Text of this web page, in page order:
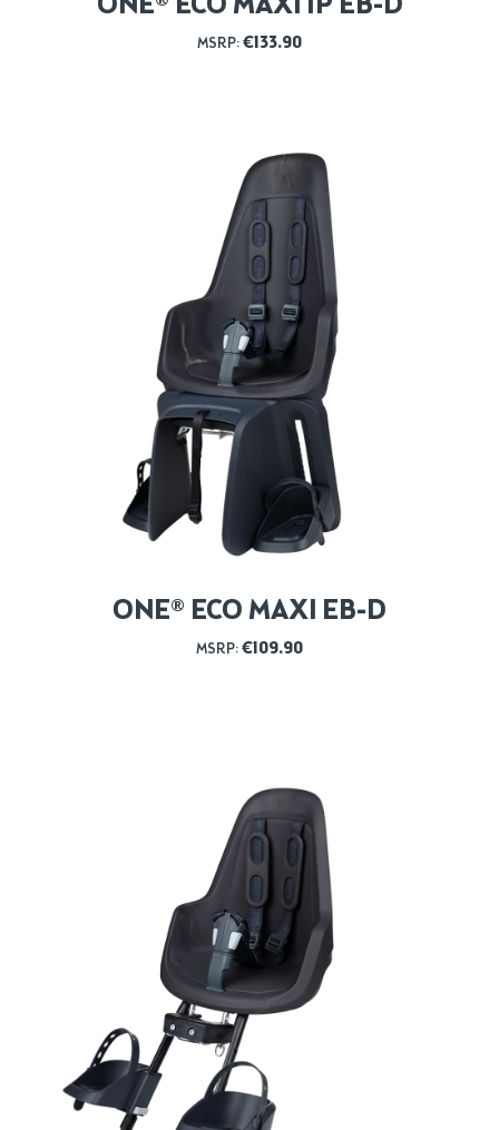
MSRP: €133.90
ONE® ECO MAXI EB-D
MSRP: €109.90